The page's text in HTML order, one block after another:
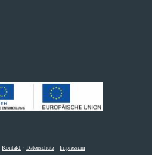
Kontakt · Datenschutz · Impressum